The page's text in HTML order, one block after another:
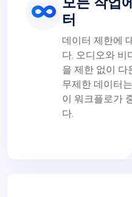
터
데이터 제한에
다. 오디오와 비
을 제한 없이 다
무제한 데이터
이 워크플로가
다.